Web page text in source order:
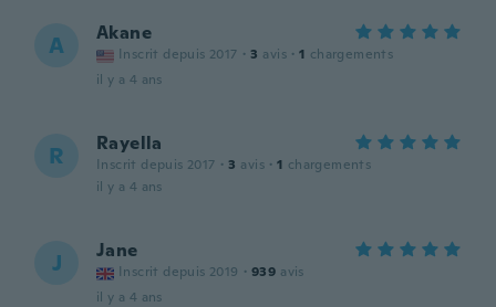
A Akane
Inscrit depuis 2017 · 3 avis · 1 chargements
il y a 4 ans
R Rayella
Inscrit depuis 2017 · 3 avis · 1 chargements
il y a 4 ans
J Jane
Inscrit depuis 2019 · 939 avis
il y a 4 ans